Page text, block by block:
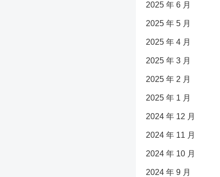
2025 年 6 月
2025 年 5 月
2025 年 4 月
2025 年 3 月
2025 年 2 月
2025 年 1 月
2024 年 12 月
2024 年 11 月
2024 年 10 月
2024 年 9 月